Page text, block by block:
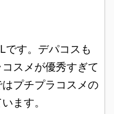
品が出ていて興味を
ました。 今使ってい
商品も肌に合わなくは
かったのですが、何か
さそうなものがあ ...
です。デパコスも
スメが優秀すぎて
プチプラコスメの
ます。